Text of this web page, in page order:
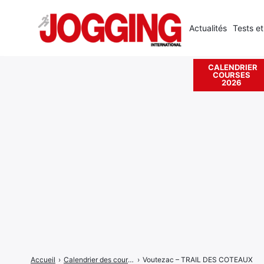
Accueil › Calendrier des courses › Voutezac – TRAIL DES COTEAUX
Actualités Tests
CALENDRIER
COURSES
2026
Rechercher